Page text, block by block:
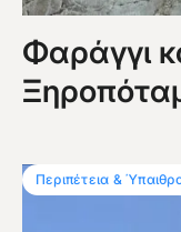
Φαράγγι
Περιπέτεια &